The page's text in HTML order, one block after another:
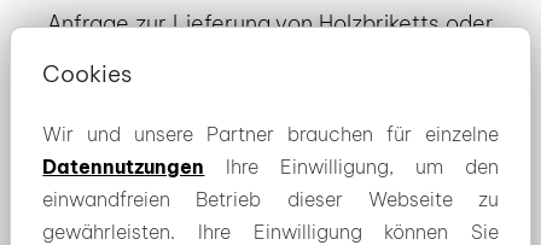
Anfrage zur Lieferung von Holzbriketts oder
Kohlebriketts im Gebiet Plauen!
zur Brikett-Auswahl
Cookies
Wir und unsere Partner brauchen für einzelne
Datennutzungen Ihre Einwilligung, um den
einwandfreien Betrieb dieser Webseite zu
gewährleisten. Ihre Einwilligung können Sie